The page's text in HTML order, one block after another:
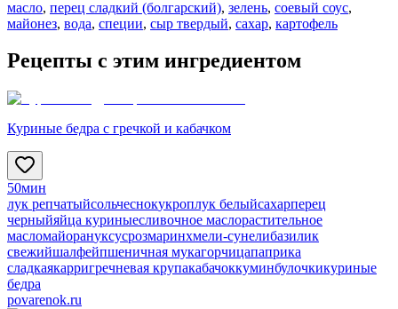
масло, перец сладкий (болгарский), зелень, соевый соус,
майонез, вода, специи, сыр твердый, сахар, картофель
Рецепты с этим ингредиентом
Куриные бедра с гречкой и кабачком
50мин
лук репчатыйсольчеснокукроплук белыйсахарперец
черныйяйца куриныесливочное маслорастительное
масломайорануксусрозмаринхмели-сунелибазилик
свежийшалфейпшеничная мукагорчицапаприка
сладкаякарригречневая крупакабачоккуминбулочкикуриные
бедра
povarenok.ru